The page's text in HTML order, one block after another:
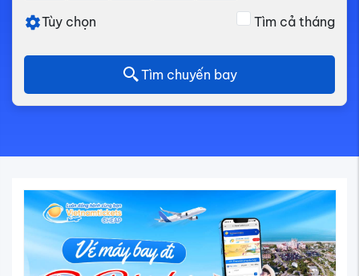
Tùy chọn Tìm cả tháng
Tìm chuyến bay